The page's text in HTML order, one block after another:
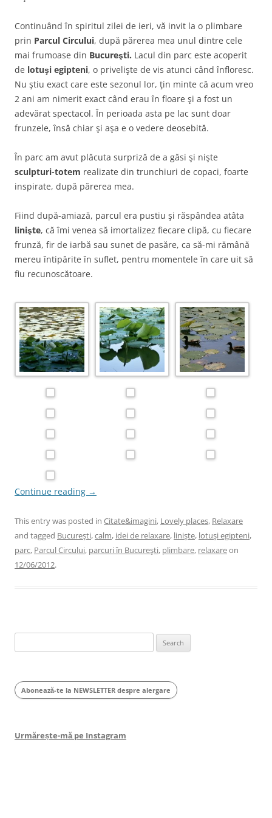
Continuând în spiritul zilei de ieri, vă invit la o plimbare
prin Parcul Circului, după părerea mea unul dintre cele
mai frumoase din Bucureşti. Lacul din parc este acoperit
de lotuşi egipteni, o privelişte de vis atunci când înfloresc.
Nu ştiu exact care este sezonul lor, ţin minte că acum vreo
2 ani am nimerit exact când erau în floare şi a fost un
adevărat spectacol. În perioada asta pe lac sunt doar
frunzele, însă chiar şi aşa e o vedere deosebită.
În parc am avut plăcuta surpriză de a găsi şi nişte
sculpturi-totem realizate din trunchiuri de copaci, foarte
inspirate, după părerea mea.
Fiind după-amiază, parcul era pustiu şi răspândea atâta
linişte, că îmi venea să imortalizez fiecare clipă, cu fiecare
frunză, fir de iarbă sau sunet de pasăre, ca să-mi rămână
mereu întipărite în suflet, pentru momentele în care uit să
fiu recunoscătoare.
Continue reading →
This entry was posted in Citate&imagini, Lovely places, Relaxare
and tagged Bucureşti,calm, idei de relaxare, linişte, lotuşi egipteni,
parc, Parcul Circului, parcuri în Bucureşti, plimbare, relaxareon
12/06/2012.
for:
Abonează-te la NEWSLETTER despre alergare
Urmărește-mă pe Instagram